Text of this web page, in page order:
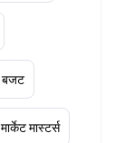
बजट
मार्केट मास्टर्स